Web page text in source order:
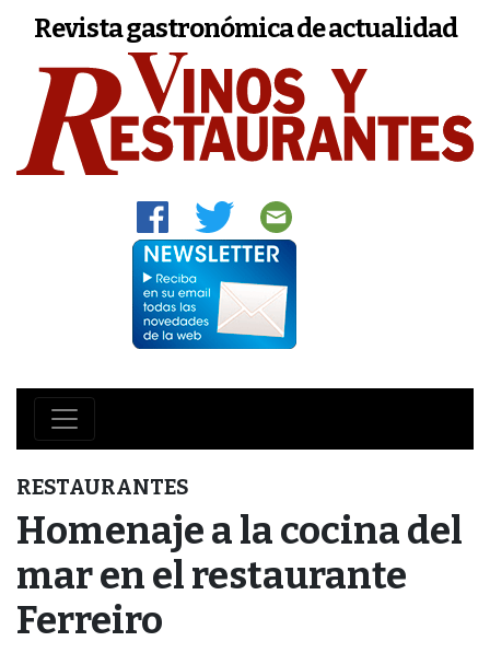
Revista gastronómica de actualidad
RESTAURANTES
Homenaje a la cocina del
mar en el restaurante
Ferreiro